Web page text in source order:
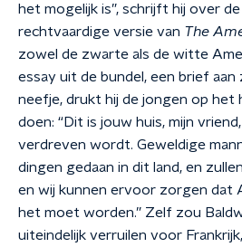
het mogelijk is”, schrijft hij over
rechtvaardige versie van The
zowel de zwarte als de witte
essay uit de bundel, een brief
neefje, drukt hij de jongen op
doen: “Dit is jouw huis, mijn
verdreven wordt. Geweldige
dingen gedaan in dit land, en
en wij kunnen ervoor zorgen dat
het moet worden.” Zelf zou
uiteindelijk verruilen voor